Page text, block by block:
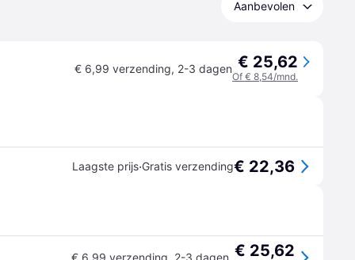
Aanbevolen
€ 6,99 verzending, 2-3 dagen € 25,62
Of € 8,54/mnd.
Laagste prijs·Gratis verzending€ 22,36
€ 6,99 verzending, 2-3 dagen € 25,62